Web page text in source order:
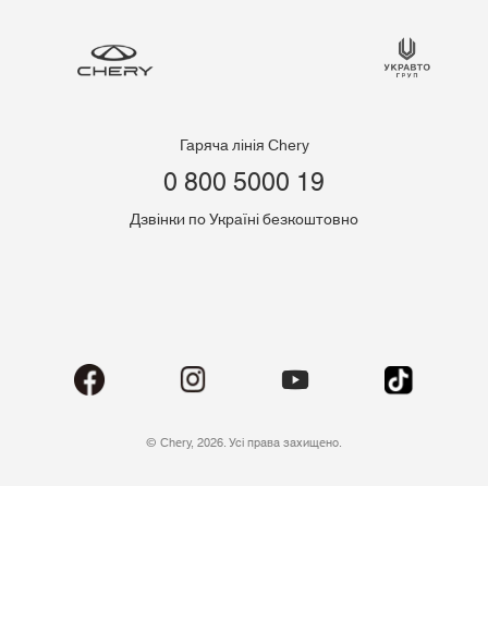
Гаряча лінія Chery
0 800 5000 19
Дзвінки по Україні безкоштовно
© Chery, 2026. Усі права захищено.